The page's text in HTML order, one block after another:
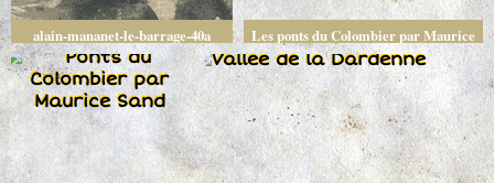
alain-mananet-le-barrage-40a
Les ponts du Colombier par Maurice
Sand